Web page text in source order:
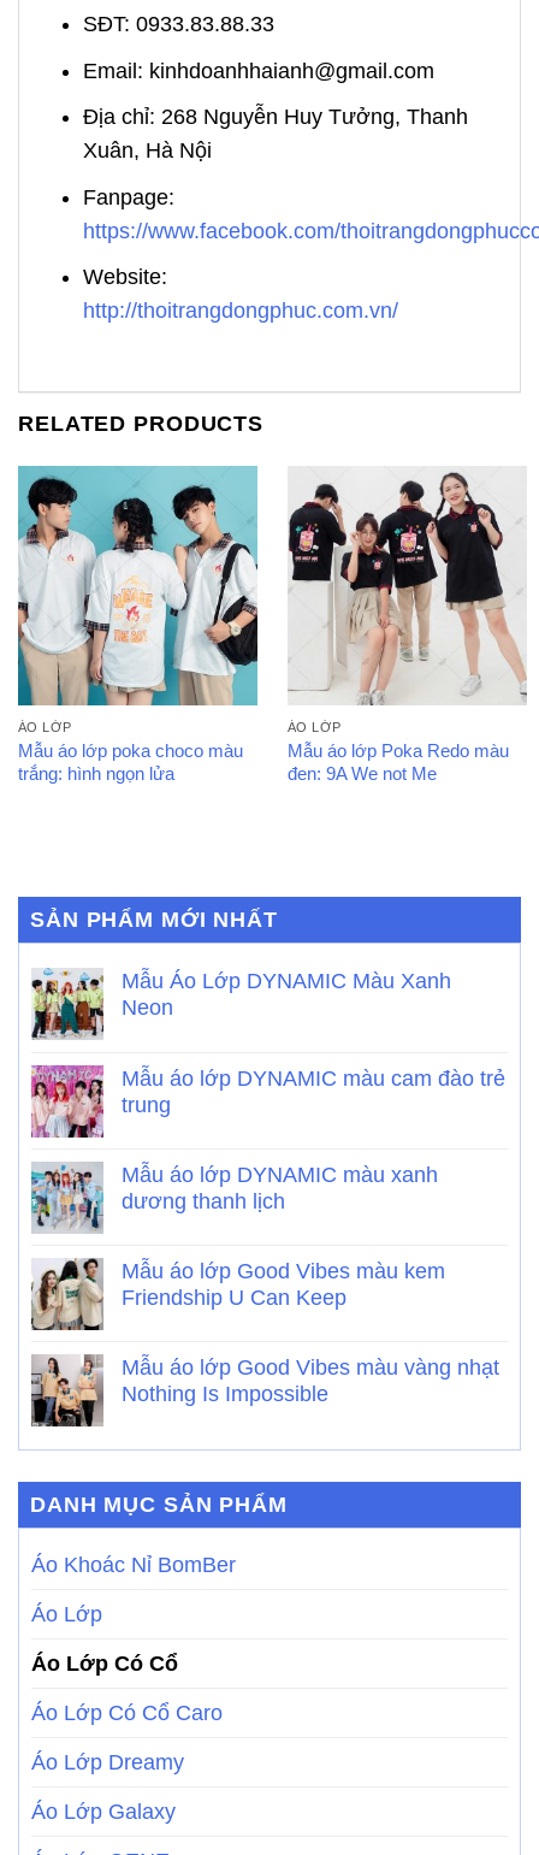
SĐT: 0933.83.88.33
Email: kinhdoanhhaianh@gmail.com
Địa chỉ: 268 Nguyễn Huy Tưởng, Thanh
Xuân, Hà Nội
Fanpage:
https://www.facebook.com/
Website:
http://thoitrangdongphuc.com.vn/
RELATED PRODUCTS
ÁO LỚP
Mẫu áo lớp poka choco màu
trắng: hình ngọn lửa
ÁO LỚP
Mẫu áo lớp Poka Redo màu
đen: 9A We not Me
SẢN PHẨM MỚI NHẤT
Mẫu Áo Lớp DYNAMIC Màu Xanh
Neon
Mẫu áo lớp DYNAMIC màu cam đào trẻ
trung
Mẫu áo lớp DYNAMIC màu xanh
dương thanh lịch
Mẫu áo lớp Good Vibes màu kem
Friendship U Can Keep
Mẫu áo lớp Good Vibes màu vàng nhạt
Nothing Is Impossible
DANH MỤC SẢN PHẨM
Áo Khoác Nỉ BomBer
Áo Lớp
Áo Lớp Có Cổ
Áo Lớp Có Cổ Caro
Áo Lớp Dreamy
Áo Lớp Galaxy